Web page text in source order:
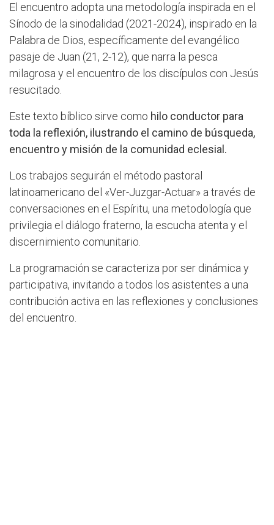
El encuentro adopta una metodología inspirada en el
Sínodo de la sinodalidad (2021-2024), inspirado en la
Palabra de Dios, específicamente del evangélico
pasaje de Juan (21, 2-12), que narra la pesca
milagrosa y el encuentro de los discípulos con Jesús
resucitado.
Este texto bíblico sirve como hilo conductor para
toda la reflexión, ilustrando el camino de búsqueda,
encuentro y misión de la comunidad eclesial.
Los trabajos seguirán el método pastoral
latinoamericano del «Ver-Juzgar-Actuar» a través de
conversaciones en el Espíritu, una metodología que
privilegia el diálogo fraterno, la escucha atenta y el
discernimiento comunitario.
La programación se caracteriza por ser dinámica y
participativa, invitando a todos los asistentes a una
contribución activa en las reflexiones y conclusiones
del encuentro.